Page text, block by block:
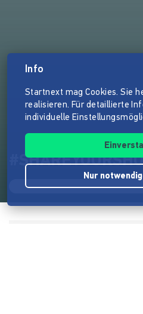
Info
Startnext mag Cookies. Sie
realisieren. Für detaillierte
individuelle
Nur